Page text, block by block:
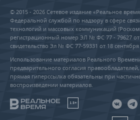
© 2015 - 2026 Сетевое издание «Реальное
Федеральной службой по надзору в сфере
технологий и массовых коммуникаций
регистрационный номер ЭЛ № ФС 77 - 79627 от
свидетельство Эл № ФС 77-59331 от 18 сентября
Использование материалов Реального
предварительного согласия
прямая гиперссылка обязательны при
воспроизведении материалов.
18+